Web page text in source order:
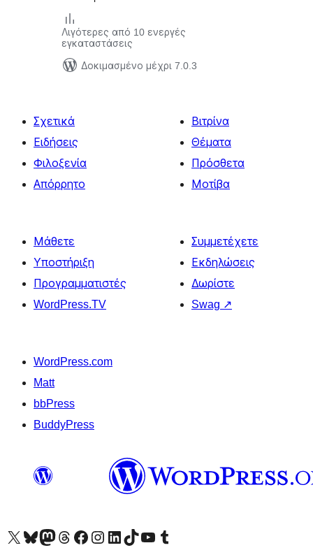
Λιγότερες από 10 ενεργές
εγκαταστάσεις
Δοκιμασμένο μέχρι 7.0.3
Σχετικά
Ειδήσεις
Φιλοξενία
Απόρρητο
Βιτρίνα
Θέματα
Πρόσθετα
Μοτίβα
Μάθετε
Υποστήριξη
Προγραμματιστές
WordPress.TV
Συμμετέχετε
Εκδηλώσεις
Δωρίστε
Swag ↗
WordPress.com
Matt
bbPress
BuddyPress
Visit our X (formerly Twitter) account
Visit our Bluesky account
Επισκεφθείτε τον λογαριασμό μας στο Mastodon
Visit our Threads account
Επισκεφτείτε τη σελίδα μας στο Facebook
Επισκεφθείτε τον λογαριασμό μας Instagram
Επισκεφθείτε τον λογαριασμό μας LinkedIn
Visit our TikTok account
Visit our YouTube channel
Visit our Tumblr account